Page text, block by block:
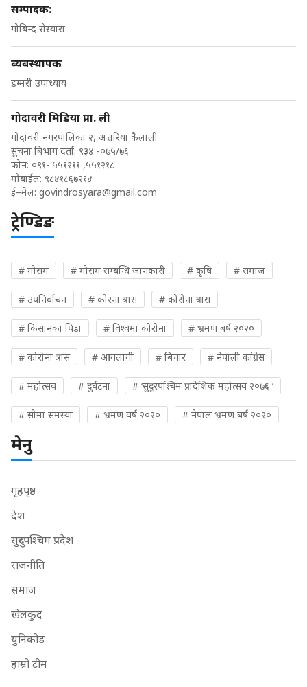
सम्पादक:
गोबिन्द रोस्यारा
ब्यबस्थापक
डम्मरी उपाध्याय
गोदावरी मिडिया प्रा. ली
गोदावरी नगरपालिका २, अत्तरिया कैलाली
सुचना बिभाग दर्ता: ९३४ -०७५/७६
फोन: ०९१- ५५१२११ ,५५१२१८
मोबाईल: ९८४१८६७२१४
ई–मेल: govindrosyara@gmail.com
ट्रेण्डिङ
# मौसम # मौसम सम्बन्धि जानकारी # कृषि # समाज
# उपनिर्वाचन # कोरना त्रास # कोरोना त्रास
# किसानका पिडा # विश्वमा कोरोना # भ्रमण बर्ष २०२०
# कोरोना त्रास # आगलागी # बिचार # नेपाली कांग्रेस
# महोत्सव # दुर्घटना # ‘सुदुरपश्चिम प्रादेशिक महोत्सव २०७६ ’
# सीमा समस्या # भ्रमण वर्ष २०२० # नेपाल भ्रमण बर्ष २०२०
मेनु
गृहपृष्ठ
देश
सुदुरपश्चिम प्रदेश
राजनीति
समाज
खेलकुद
युनिकोड
हाम्रो टीम